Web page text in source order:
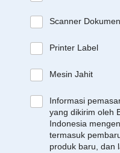
Scanner Dokumen
Printer Label
Mesin Jahit
Informasi
yang dikirim oleh
Indonesia
termasuk
produk baru, dan